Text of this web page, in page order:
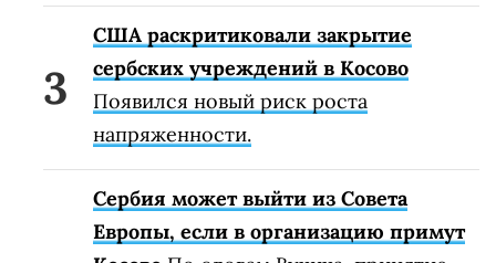
США раскритиковали закрытие
сербских учреждений в Косово
Появился новый риск роста
напряженности.
Сербия может выйти из Совета
Европы, если в организацию примут